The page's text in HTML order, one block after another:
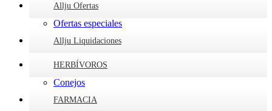
Allju Ofertas
Ofertas especiales
Allju Liquidaciones
HERBÍVOROS
Conejos
FARMACIA